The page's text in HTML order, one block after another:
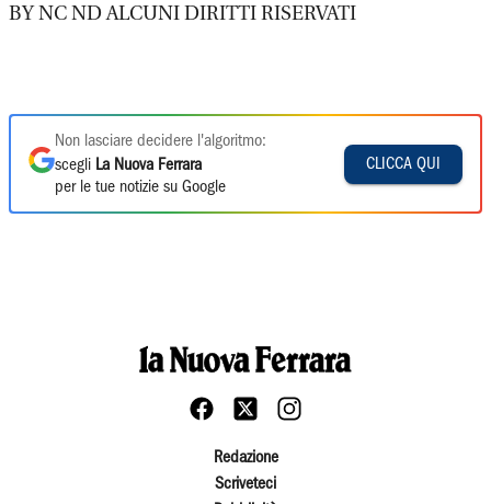
BY NC ND ALCUNI DIRITTI RISERVATI
Non lasciare decidere l'algoritmo:
scegli La Nuova Ferrara
per le tue notizie su Google
CLICCA QUI
Redazione
Scriveteci